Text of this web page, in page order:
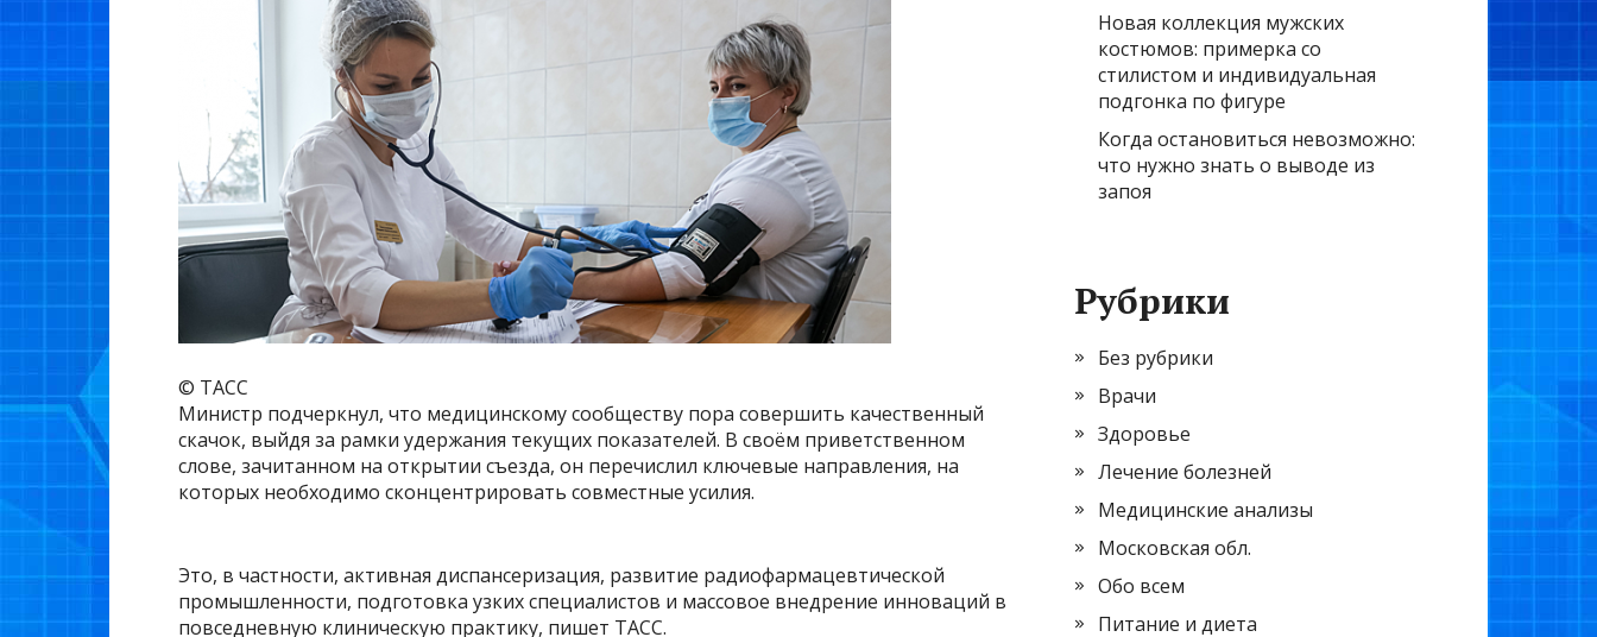
© ТАСС
Министр подчеркнул, что медицинскому сообществу пора совершить качественный
скачок, выйдя за рамки удержания текущих показателей. В своём приветственном
слове, зачитанном на открытии съезда, он перечислил ключевые направления, на
которых необходимо сконцентрировать совместные усилия.
Это, в частности, активная диспансеризация, развитие радиофармацевтической
промышленности, подготовка узких специалистов и массовое внедрение инноваций в
повседневную клиническую практику, пишет ТАСС.
Новая коллекция мужских
костюмов: примерка со
стилистом и индивидуальная
подгонка по фигуре
Когда остановиться невозможно:
что нужно знать о выводе из
запоя
Рубрики
Без рубрики
Врачи
Здоровье
Лечение болезней
Медицинские анализы
Московская обл.
Обо всем
Питание и диета